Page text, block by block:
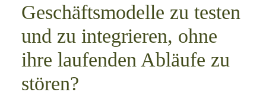
Geschäftsmodelle zu testen
und zu integrieren, ohne
ihre laufenden Abläufe zu
stören?